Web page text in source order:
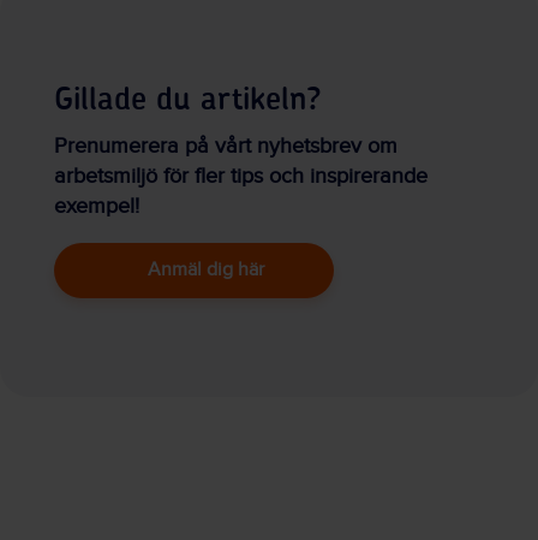
Gillade du artikeln?
Prenumerera på vårt nyhetsbrev om
arbetsmiljö för fler tips och inspirerande
exempel!
Anmäl dig här